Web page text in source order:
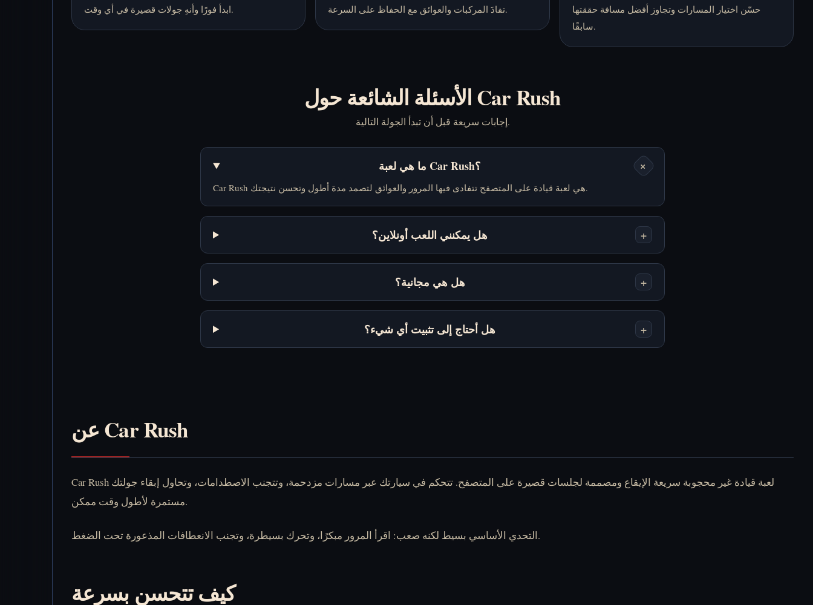
ابدأ فورًا وأنهِ جولات قصيرة في أي وقت. تفادَ المركبات والعوائق مع الحفاظ على السرعة.
حسّن اختيار المسارات وتجاوز أفضل مسافة حققتها
سابقًا.
الأسئلة الشائعة حول Car Rush
إجابات سريعة قبل أن تبدأ الجولة التالية.
ما هي لعبة Car Rush؟ +
Car Rush هي لعبة قيادة على المتصفح تتفادى فيها المرور والعوائق لتصمد مدة أطول وتحسن نتيجتك.
هل يمكنني اللعب أونلاين؟ +
هل هي مجانية؟ +
هل أحتاج إلى تثبيت أي شيء؟ +
عن Car Rush
Car Rush لعبة قيادة غير محجوبة سريعة الإيقاع ومصممة لجلسات قصيرة على المتصفح. تتحكم في سيارتك عبر مسارات مزدحمة، وتتجنب الاصطدامات، وتحاول إبقاء جولتك
مستمرة لأطول وقت ممكن.
التحدي الأساسي بسيط لكنه صعب: اقرأ المرور مبكرًا، وتحرك بسيطرة، وتجنب الانعطافات المذعورة تحت الضغط.
كيف تتحسن بسرعة